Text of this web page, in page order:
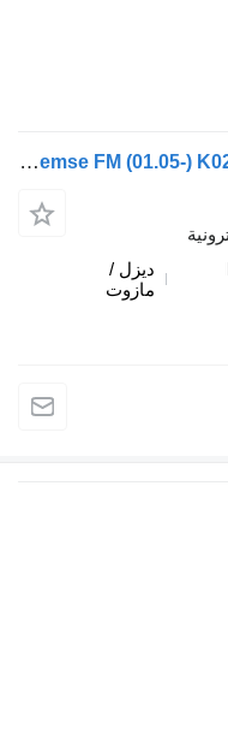
معدل نظام الفرامل الإلكترونية Knorr-Bremse FM (01.05-) K029246 لـ الشاحنات Volvo FM7-FM12, FM, FMX (1998-2014)
ديزل /
مازوت